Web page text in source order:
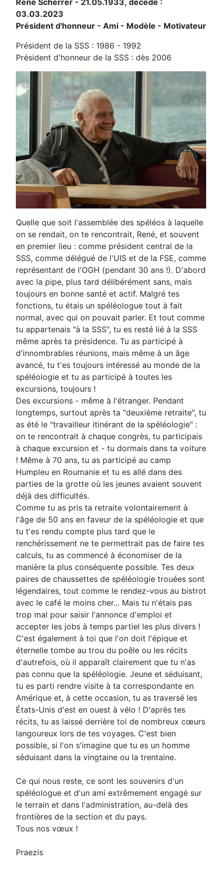
03.03.2023
Président d'honneur - Ami - Modèle - Motivateur
Président de la SSS : 1986 - 1992
Président d'honneur de la SSS : dès 2006
Quelle que soit l'assemblée des spéléos à laquelle
on se rendait, on te rencontrait, René, et souvent
en premier lieu : comme président central de la
SSS, comme délégué de l'UIS et de la FSE, comme
représentant de l'OGH (pendant 30 ans !). D'abord
avec la pipe, plus tard délibérément sans, mais
toujours en bonne santé et actif. Malgré tes
fonctions, tu étais un spéléologue tout à fait
normal, avec qui on pouvait parler. Et tout comme
tu appartenais "à la SSS", tu es resté lié à la SSS
même après ta présidence. Tu as participé à
d'innombrables réunions, mais même à un âge
avancé, tu t'es toujours intéressé au monde de la
spéléologie et tu as participé à toutes les
excursions, toujours !
Des excursions - même à l'étranger. Pendant
longtemps, surtout après ta "deuxième retraite", tu
as été le "travailleur itinérant de la spéléologie" :
on te rencontrait à chaque congrès, tu participais
à chaque excursion et - tu dormais dans ta voiture
! Même à 70 ans, tu as participé au camp
Humpleu en Roumanie et tu es allé dans des
parties de la grotte où les jeunes avaient souvent
déjà des difficultés.
Comme tu as pris ta retraite volontairement à
l'âge de 50 ans en faveur de la spéléologie et que
tu t'es rendu compte plus tard que le
renchérissement ne te permettrait pas de faire tes
calculs, tu as commencé à économiser de la
manière la plus conséquente possible. Tes deux
paires de chaussettes de spéléologie trouées sont
légendaires, tout comme le rendez-vous au bistrot
avec le café le moins cher... Mais tu n'étais pas
trop mal pour saisir l'annonce d'emploi et
accepter les jobs à temps partiel les plus divers !
C'est également à toi que l'on doit l'épique et
éternelle tombe au trou du poêle ou les récits
d'autrefois, où il apparaît clairement que tu n'as
pas connu que la spéléologie. Jeune et séduisant,
tu es parti rendre visite à ta correspondante en
Amérique et, à cette occasion, tu as traversé les
États-Unis d'est en ouest à vélo ! D'après tes
récits, tu as laissé derrière toi de nombreux cœurs
langoureux lors de tes voyages. C'est bien
possible, si l'on s'imagine que tu es un homme
séduisant dans la vingtaine ou la trentaine.
Ce qui nous reste, ce sont les souvenirs d'un
spéléologue et d'un ami extrêmement engagé sur
le terrain et dans l'administration, au-delà des
frontières de la section et du pays.
Tous nos vœux !
Praezis